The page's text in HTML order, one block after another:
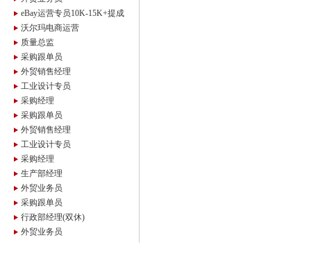
eBay运营专员10K-15K+提成
沃尔玛电商运营
质量总监
采购跟单员
外贸销售经理
工业设计专员
采购经理
采购跟单员
外贸销售经理
工业设计专员
采购经理
生产部经理
外贸业务员
采购跟单员
行政部经理(双休)
外贸业务员